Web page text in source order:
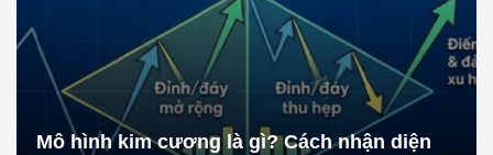
Mô hình kim cương là gì? Cách nhận diện